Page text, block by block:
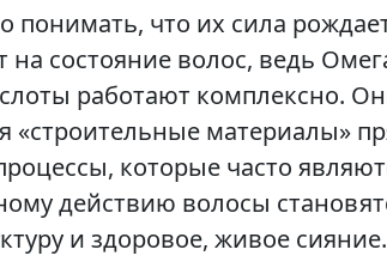
что их сила
состояние волос, ведь
работают комплексно.
«строительные материалы»
которые часто
действию волосы
и здоровое, живое сияние.